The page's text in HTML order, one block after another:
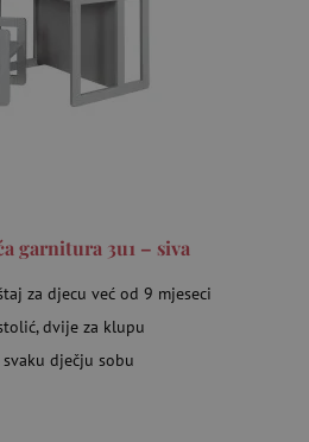
garnitura 3u1 – siva
za djecu već od 9 mjeseci
dvije za klupu
dječju sobu